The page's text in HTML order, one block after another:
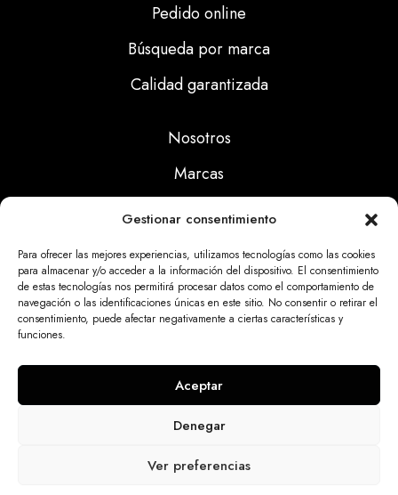
Gestionar consentimiento
Para ofrecer las mejores experiencias, utilizamos tecnologías como las cookies
para almacenar y/o acceder a la información del dispositivo. El consentimiento
de estas tecnologías nos permitirá procesar datos como el comportamiento de
navegación o las identificaciones únicas en este sitio. No consentir o retirar el
consentimiento, puede afectar negativamente a ciertas características y
funciones.
Aceptar
Denegar
Ver preferencias
Pedido online
Búsqueda por marca
Calidad garantizada
Nosotros
Marcas
Noticias
Aviso Legal
Politicas Cookies
pormiempresa.online